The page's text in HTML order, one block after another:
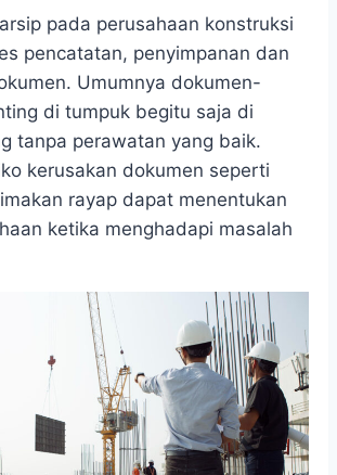
pada perusahaan konstruksi
pencatatan, penyimpanan dan
Umumnya dokumen-
di tumpuk begitu saja di
tanpa perawatan yang baik.
kerusakan dokumen seperti
rayap dapat menentukan
ketika menghadapi masalah